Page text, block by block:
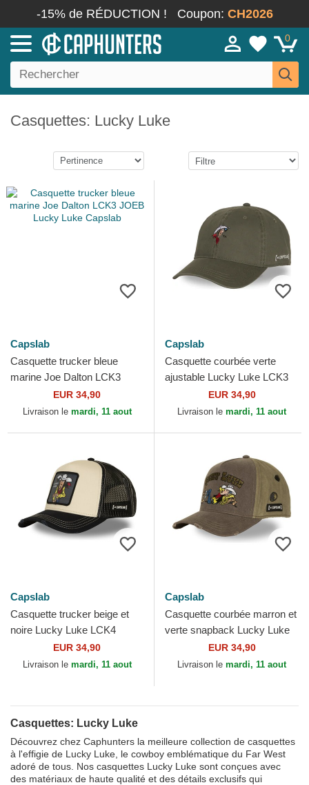
-15% de RÉDUCTION ! Coupon: CH2026
0
Casquettes: Lucky Luke
Capslab
Casquette trucker bleue
marine Joe Dalton LCK3
JOEB Lucky Luke Capslab
EUR 34,90
Livraison le mardi, 11 aout
Capslab
Casquette courbée verte
ajustable Lucky Luke LCK3
HEAB CapslabEUR 34,90
Livraison le mardi, 11 aout
Capslab
Casquette trucker beige et
noire Lucky Luke LCK4
COW CapslabEUR 34,90
Livraison le mardi, 11 aout
Capslab
Casquette courbée marron et
verte snapback Lucky Luke
LCK4 LUC Capslab
EUR 34,90
Livraison le mardi, 11 aout
Casquettes: Lucky Luke
Découvrez chez Caphunters la meilleure collection de casquettes
à l'effigie de Lucky Luke, le cowboy emblématique du Far West
adoré de tous. Nos casquettes Lucky Luke sont conçues avec
des matériaux de haute qualité et des détails exclusifs qui